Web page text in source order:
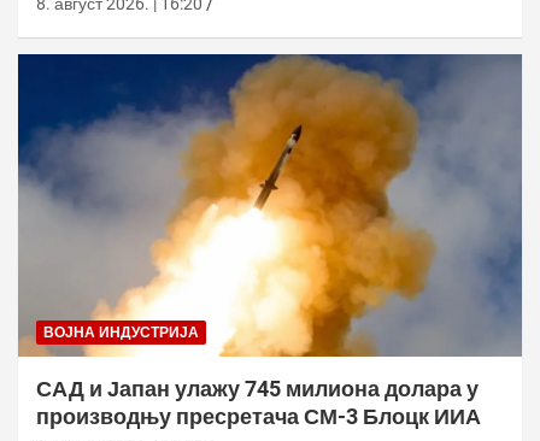
ВОЈНА ИНДУСТРИЈА
САД и Јапан улажу 745 милиона долара у
производњу пресретача СМ-3 Блоцк ИИА